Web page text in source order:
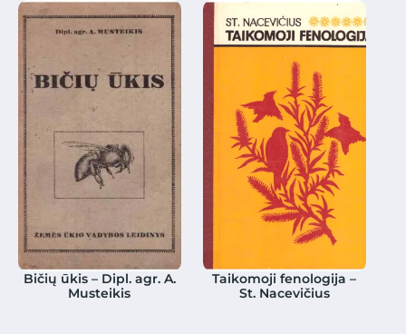
Bičių ūkis – Dipl. agr. A.
Musteikis
Taikomoji fenologija –
St. Nacevičius